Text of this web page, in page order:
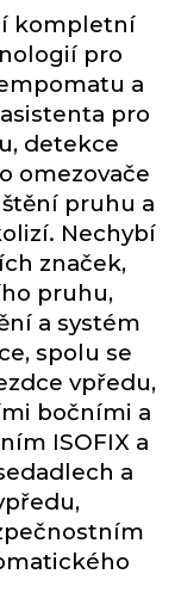
kompletní
pro
a
pro
detekce
omezovače
pruhu a
Nechybí
značek,
pruhu,
a systém
spolu se
vpředu,
bočními a
ISOFIX a
a